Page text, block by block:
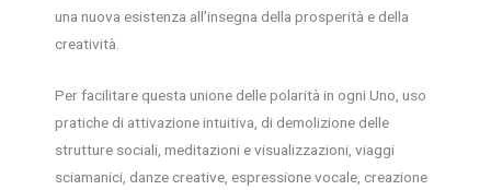
una nuova esistenza all’insegna della prosperità e della
creatività.
Per facilitare questa unione delle polarità in ogni Uno, uso
pratiche di attivazione intuitiva, di demolizione delle
strutture sociali, meditazioni e visualizzazioni, viaggi
sciamanici, danze creative, espressione vocale, creazione